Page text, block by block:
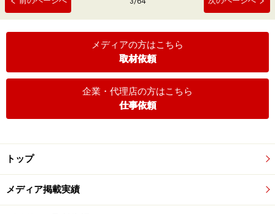
メディアの方はこちら
取材依頼
企業・代理店の方はこちら
仕事依頼
トップ
メディア掲載実績